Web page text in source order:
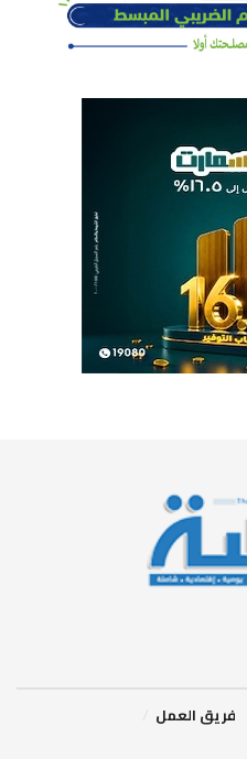
فريق العمل